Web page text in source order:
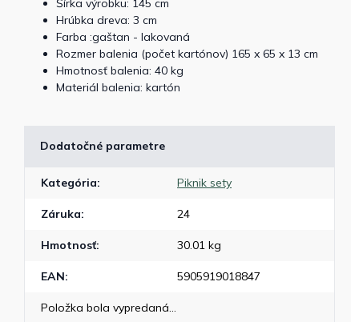
Hrúbka dreva: 3 cm
Farba :gaštan - lakovaná
Rozmer balenia (počet kartónov) 165 x 65 x 13 cm
Hmotnosť balenia: 40 kg
Materiál balenia: kartón
Dodatočné parametre
Kategória: Piknik sety
Záruka: 24
Hmotnosť: 30.01 kg
EAN: 5905919018847
Položka bola vypredaná…